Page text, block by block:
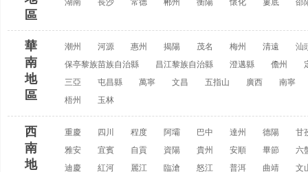
區
湖南
長沙 常德 郴州 衡陽 懷化 婁底 邵
華
南
地
區
潮州 河源 惠州 揭陽 茂名 梅州 清遠
汕
保亭黎族苗族自治縣
昌江黎族自治縣 澄邁縣 儋州
三亞
屯昌縣 萬寧 文昌 五指山 廣西
南寧
梧州
玉林
西
南
地
重慶 四川 程度 阿壩 巴中 達州 德陽
甘
雅安
宜賓 自貢 資陽 貴州 安順 畢節
六
迪慶
紅河 麗江 臨滄 怒江 普洱 曲靖 文